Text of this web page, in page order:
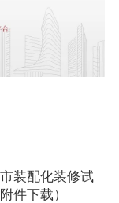
装配化装修试
件下载）